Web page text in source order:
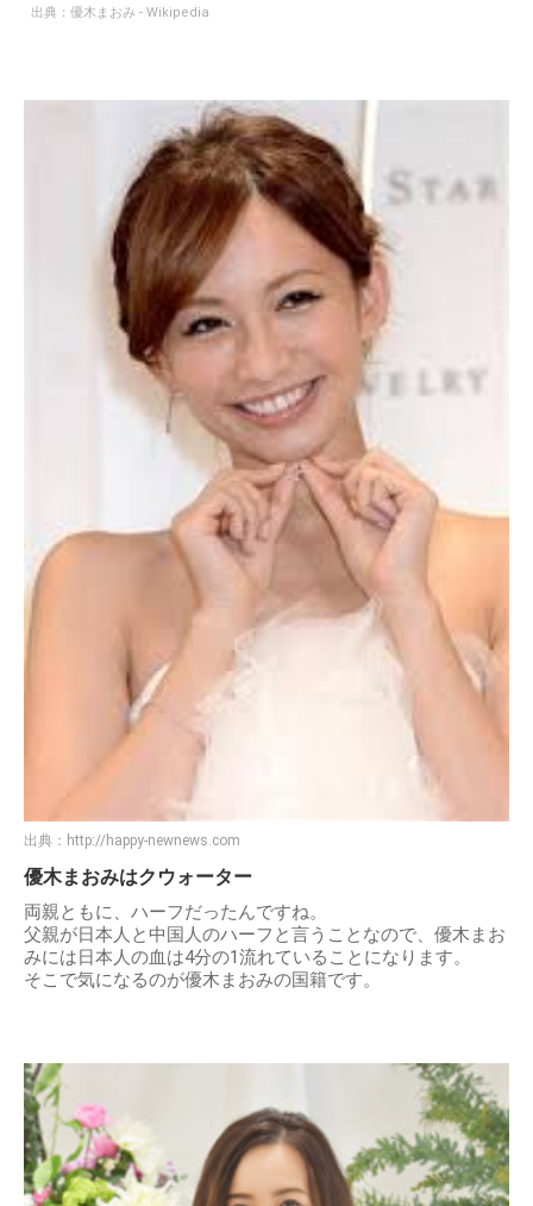
出典： 優木まおみ - Wikipedia
出典： http://happy-newnews.com
優木まおみはクウォーター
両親ともに、ハーフだったんですね。
父親が日本人と中国人のハーフと言うことなので、優木まお
みには日本人の血は4分の1流れていることになります。
そこで気になるのが優木まおみの国籍です。